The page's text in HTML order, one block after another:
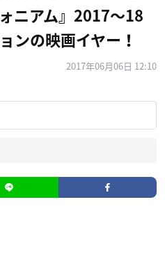
ニアム』2017〜18
ンの映画イヤー！
2017年06月06日 12:10